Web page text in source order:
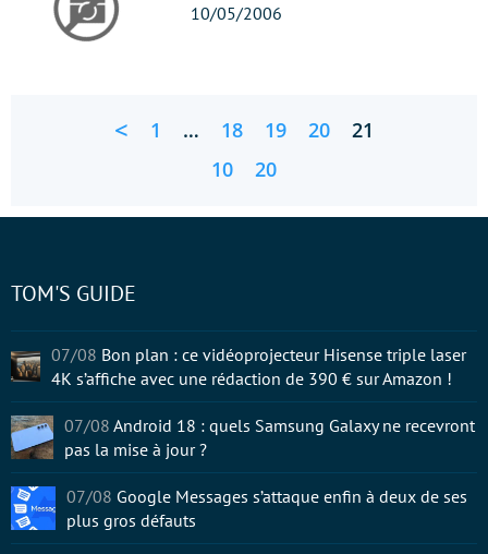
10/05/2006
< 1 … 18 19 20
21
10
20
TOM'S GUIDE
07/08 Bon plan : ce vidéoprojecteur Hisense triple laser
4K s’affiche avec une rédaction de 390 € sur Amazon !
07/08 Android 18 : quels Samsung Galaxy ne recevront
pas la mise à jour ?
07/08 Google Messages s’attaque enfin à deux de ses
plus gros défauts